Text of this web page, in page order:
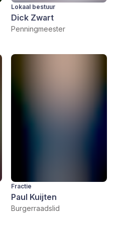
Lokaal bestuur
Dick Zwart
Penningmeester
Fractie
Paul Kuijten
Burgerraadslid